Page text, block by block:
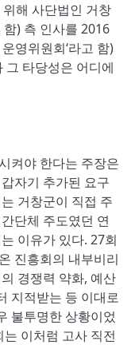
해 사단법인 거창
함) 측 인사를 2016
영위원회‘라고 함)
그 타당성은 어디에
켜야 한다는 주장은
자기 추가된 요구
거창군이 직접 주
단체 주도였던 연
이유가 있다. 27회
진흥회의 내부비리
경쟁력 약화, 예산
지적받는 등 이대로
불투명한 상황이었
이처럼 고사 직전